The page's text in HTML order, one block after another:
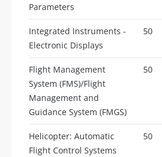
Parameters
Integrated Instruments -
Electronic Displays
50
Flight Management
System (FMS)/Flight
Management and
Guidance System (FMGS)
50
Helicopter: Automatic
Flight Control Systems
50